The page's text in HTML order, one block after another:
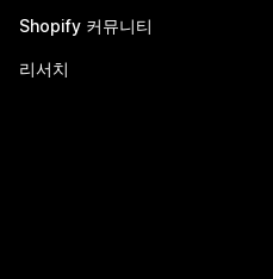
Shopify 커뮤니티
리서치